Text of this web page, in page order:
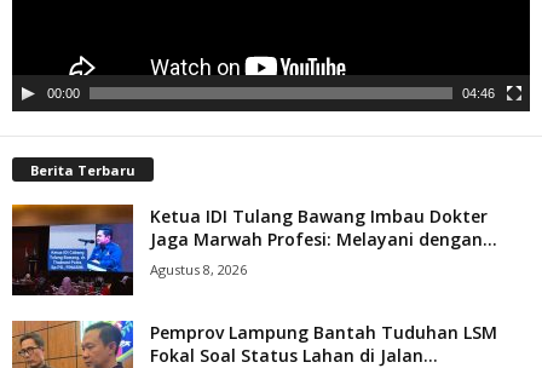
00:00 04:46
Berita Terbaru
Ketua IDI Tulang Bawang Imbau Dokter
Jaga Marwah Profesi: Melayani dengan...
Agustus 8, 2026
Pemprov Lampung Bantah Tuduhan LSM
Fokal Soal Status Lahan di Jalan...